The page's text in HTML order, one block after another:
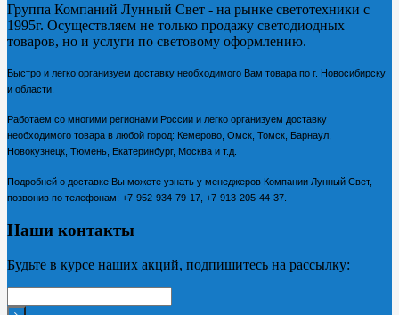
Группа Компаний Лунный Свет - на рынке светотехники с
1995г. Осуществляем не только продажу светодиодных
товаров, но и услуги по световому оформлению.
Быстро и легко организуем доставку необходимого Вам товара по г. Новосибирску
и области.
Работаем со многими регионами России и легко организуем доставку
необходимого товара в любой город: Кемерово, Омск, Томск, Барнаул,
Новокузнецк, Тюмень, Екатеринбург, Москва и т.д.
Подробней о доставке Вы можете узнать у менеджеров Компании Лунный Свет,
позвонив по телефонам: +7-952-934-79-17, +7-913-205-44-37.
Наши контакты
Будьте в курсе наших акций, подпишитесь на рассылку: